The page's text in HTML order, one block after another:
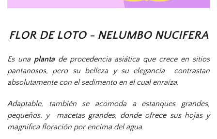
FLOR DE LOTO - NELUMBO NUCIFERA
Es una plantade procedencia asiática que crece en sitios
pantanosos, pero su belleza y su elegancia contrastan
absolutamente con el sedimento en el cual enraíza.
Adaptable, también se acomoda a estanques grandes,
pequeños, y macetas grandes, donde ofrece sus hojas y
magnifica floración por encima del agua.